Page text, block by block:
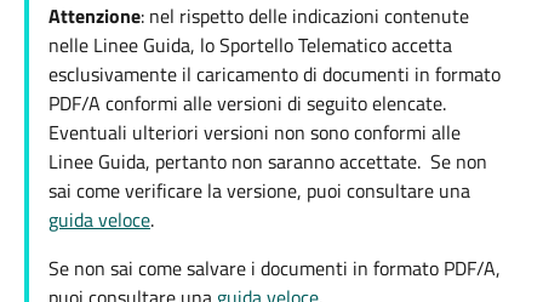
Attenzione: nel rispetto delle indicazioni contenute
nelle Linee Guida, lo Sportello Telematico accetta
esclusivamente il caricamento di documenti in formato
PDF/A conformi alle versioni di seguito elencate.
Eventuali ulteriori versioni non sono conformi alle
Linee Guida, pertanto non saranno accettate. Se non
sai come verificare la versione, puoi consultare una
guida veloce.
Se non sai come salvare i documenti in formato PDF/A,